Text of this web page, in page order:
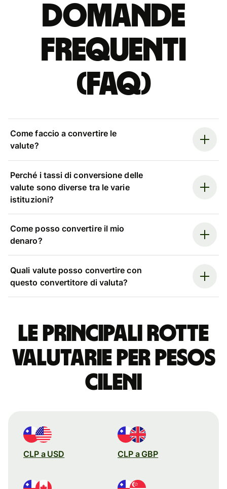
Domande
Frequenti
(FAQ)
Come faccio a convertire le
valute?
Perché i tassi di conversione delle
valute sono diverse tra le varie
istituzioni?
Come posso convertire il mio
denaro?
Quali valute posso convertire con
questo convertitore di valuta?
Le principali rotte
valutarie per pesos
cileni
CLP a USD CLP a GBP